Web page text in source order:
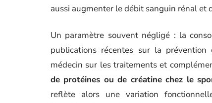
aussi augmenter le débit sanguin rénal et
Un paramètre souvent négligé : la
publications récentes sur la
médecin sur les traitements et
de protéines ou de créatine chez le
reflète alors une variation